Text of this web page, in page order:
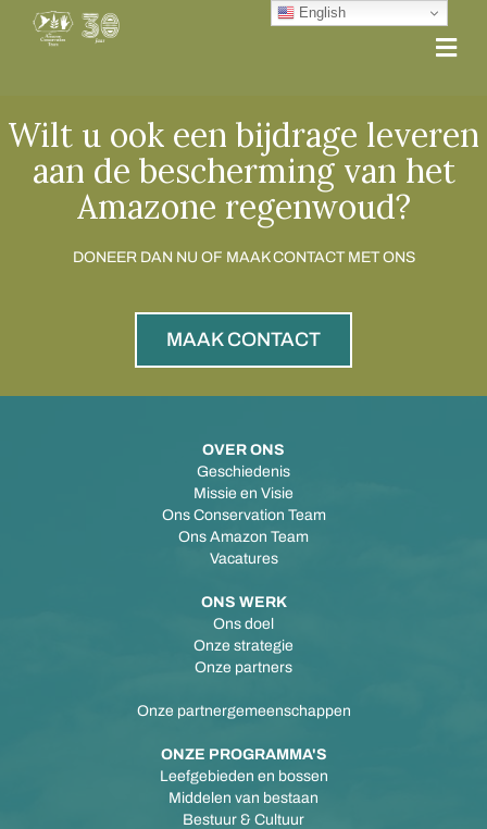
Wilt u ook een bijdrage leveren
aan de bescherming van het
Amazone regenwoud?
DONEER DAN NU OF MAAK CONTACT MET ONS
MAAK CONTACT
OVER ONS
Geschiedenis
Missie en Visie
Ons Conservation Team
Ons Amazon Team
Vacatures
ONS WERK
Ons doel
Onze strategie
Onze partners
Onze partnergemeenschappen
ONZE PROGRAMMA'S
Leefgebieden en bossen
Middelen van bestaan
Bestuur & Cultuur
English